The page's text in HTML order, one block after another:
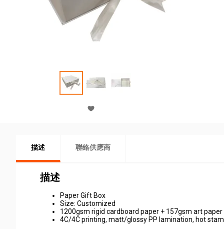
描述 聯絡供應商
描述
Paper Gift Box
Size: Customized
1200gsm rigid cardboard paper + 157gsm art paper
4C/4C printing, matt/glossy PP lamination, hot